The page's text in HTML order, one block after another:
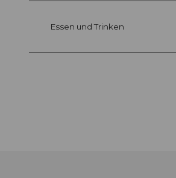
Essen und Trinken